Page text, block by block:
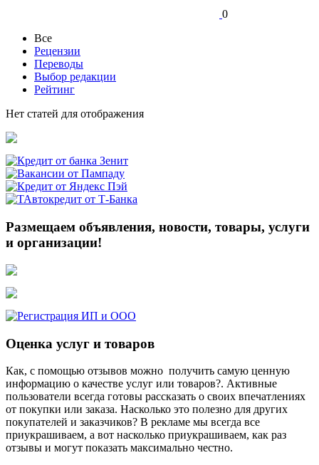
0
Все
Рецензии
Переводы
Выбор редакции
Рейтинг
Нет статей для отображения
Размещаем объявления, новости, товары, услуги
и организации!
Оценка услуг и товаров
Как, с помощью отзывов можно получить самую ценную
информацию о качестве услуг или товаров?. Активные
пользователи всегда готовы рассказать о своих впечатлениях
от покупки или заказа. Насколько это полезно для других
покупателей и заказчиков? В рекламе мы всегда все
приукрашиваем, а вот насколько приукрашиваем, как раз
отзывы и могут показать максимально честно.